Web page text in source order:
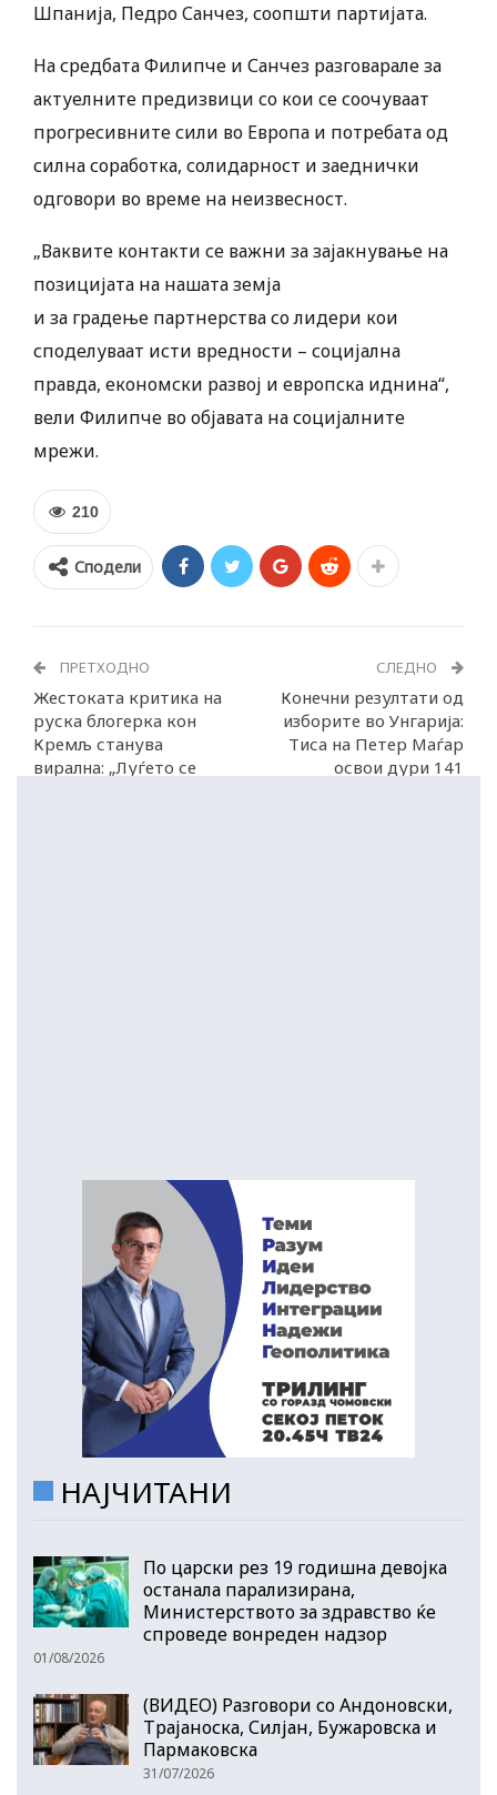
Шпанија, Педро Санчез, соопшти партијата.
На средбата Филипче и Санчез разговарале за
актуелните предизвици со кои се соочуваат
прогресивните сили во Европа и потребата од
силна соработка, солидарност и заеднички
одговори во време на неизвесност.
„Ваквите контакти се важни за зајакнување на
позицијата на нашата земја
и за градење партнерства со лидери кои
споделуваат исти вредности – социјална
правда, економски развој и европска иднина“,
вели Филипче во објавата на социјалните
мрежи.
210
Сподели
ПРЕТХОДНО
Жестоката критика на
руска блогерка кон
Кремљ станува
вирална: „Луѓето се
СЛЕДНО
Конечни резултати од
изборите во Унгарија:
Тиса на Петер Маѓар
освои дури 141
НАЈЧИТАНИ
По царски рез 19 годишна девојка
останала парализирана,
Министерството за здравство ќе
спроведе вонреден надзор
01/08/2026
(ВИДЕО) Разговори со Андоновски,
Трајаноска, Силјан, Бужаровска и
Пармаковска
31/07/2026